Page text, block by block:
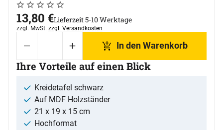
Noch keine Bewertungen abgegeben
0 Bewertungen
13,80 €Lieferzeit 5-10 Werktage
Steuerhinweis:
zzgl. MwSt. zzgl. Versandkosten
In den Warenkorb
Ihre Vorteile auf einen Blick
Kreidetafel schwarz
Auf MDF Holzständer
21 x 19 x 15 cm
Hochformat